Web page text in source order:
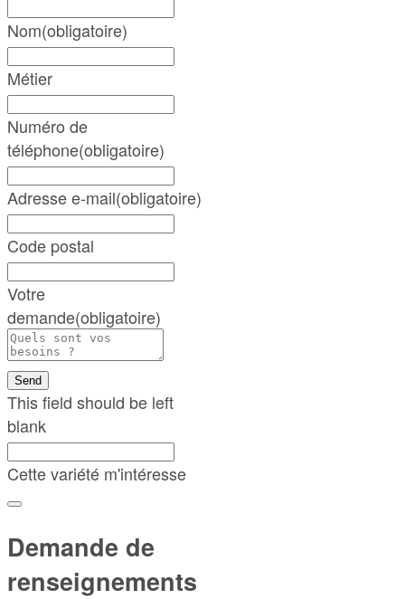
Nom(obligatoire)
Métier
Numéro de
téléphone(obligatoire)
Adresse e-mail(obligatoire)
Code postal
Votre
demande(obligatoire)
Send
This field should be left
blank
Cette variété m'intéresse
Demande de
renseignements